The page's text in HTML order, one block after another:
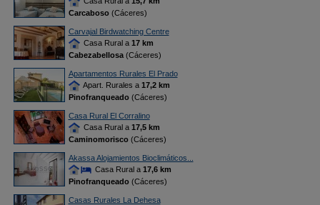
Carcaboso(Cáceres)
Carvajal Birdwatching Centre
Casa Rural a 17 km
Cabezabellosa(Cáceres)
Apartamentos Rurales El Prado
Apart. Rurales a 17,2 km
Pinofranqueado(Cáceres)
Casa Rural El Corralino
Casa Rural a 17,5 km
Caminomorisco(Cáceres)
Akassa Alojamientos Bioclimáticos...
Casa Rural a 17,6 km
Pinofranqueado(Cáceres)
Casas Rurales La Dehesa